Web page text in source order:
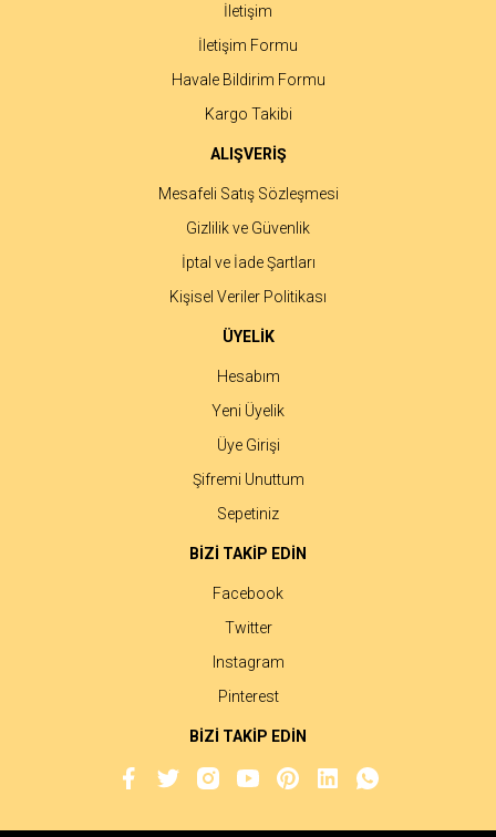
İletişim
İletişim Formu
Havale Bildirim Formu
Kargo Takibi
ALIŞVERİŞ
Mesafeli Satış Sözleşmesi
Gizlilik ve Güvenlik
İptal ve İade Şartları
Kişisel Veriler Politikası
ÜYELİK
Hesabım
Yeni Üyelik
Üye Girişi
Şifremi Unuttum
Sepetiniz
BİZİ TAKİP EDİN
Facebook
Twitter
Instagram
Pinterest
BİZİ TAKİP EDİN